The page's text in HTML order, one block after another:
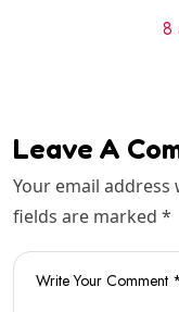
8
Leave A
Your email
fields are marked *